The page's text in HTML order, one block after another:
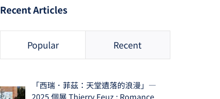
Recent Articles
Popular Recent
「西瑞．菲茲：天堂遺落的浪漫」—
2025 個展 Thierry Feuz : Romance